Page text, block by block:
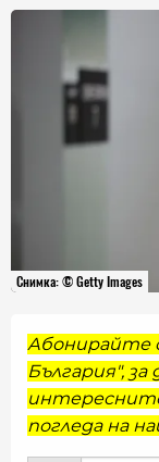
Снимка: © Getty Images
Абонирайте
България", за
погледа на